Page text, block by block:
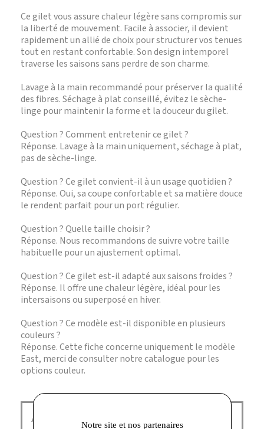
Ce gilet vous assure chaleur légère sans compromis sur
la liberté de mouvement. Facile à associer, il devient
rapidement un allié de choix pour structurer vos tenues
tout en restant confortable. Son design intemporel
traverse les saisons sans perdre de son charme.
Lavage à la main recommandé pour préserver la qualité
des fibres. Séchage à plat conseillé, évitez le sèche-
linge pour maintenir la forme et la douceur du gilet.
Question ? Comment entretenir ce gilet ?
Réponse. Lavage à la main uniquement, séchage à plat,
pas de sèche-linge.
Question ? Ce gilet convient-il à un usage quotidien ?
Réponse. Oui, sa coupe confortable et sa matière douce
le rendent parfait pour un port régulier.
Question ? Quelle taille choisir ?
Réponse. Nous recommandons de suivre votre taille
habituelle pour un ajustement optimal.
Question ? Ce gilet est-il adapté aux saisons froides ?
Réponse. Il offre une chaleur légère, idéal pour les
intersaisons ou superposé en hiver.
Question ? Ce modèle est-il disponible en plusieurs
couleurs ?
Réponse. Cette fiche concerne uniquement le modèle
East, merci de consulter notre catalogue pour les
options couleur.
American Vintage Corbeil :
Notre site et nos partenaires